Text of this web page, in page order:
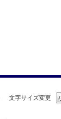
文字サイズ変更